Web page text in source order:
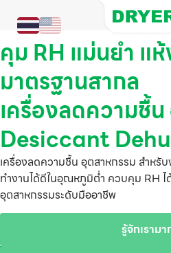
คุม RH แม่นยำ แ
มาตรฐานสากล
เครื่องลดความชื้
Desiccant
เครื่องลดความชื้น อุตสาหกรรม สำหรั
ทำงานได้ดีในอุณหภูมิต่ำ ควบคุม RH ไ
อุตสาหกรรมระดับมืออาชีพ
รู้จักเราม